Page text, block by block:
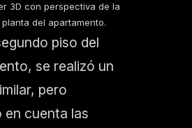
3D con perspectiva de la
del apartamento.
piso del
se realizó un
pero
en cuenta las